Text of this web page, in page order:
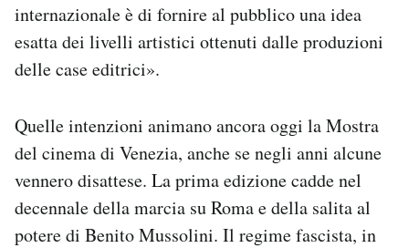
internazionale è di fornire al pubblico una idea
esatta dei livelli artistici ottenuti dalle produzioni
delle case editrici».
Quelle intenzioni animano ancora oggi la Mostra
del cinema di Venezia, anche se negli anni alcune
vennero disattese. La prima edizione cadde nel
decennale della marcia su Roma e della salita al
potere di Benito Mussolini. Il regime fascista, in